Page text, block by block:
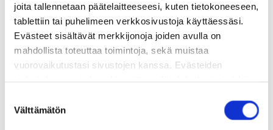
joita tallennetaan päätelaitteeseesi, kuten tietokoneeseen,
tablettiin tai puhelimeen verkkosivustoja käyttäessäsi.
Evästeet sisältävät merkkijonoja joiden avulla on
mahdollista toteuttaa toimintoja, sekä muistaa
vuorovaikutustasi sivustojen kanssa. Evästeiden
viruksia. Evästeisiin voidaan tallentaa tietoja verkossa
toimivan palvelun käytön tai sivustolla vierailun aikana ja
valinta
Välttämätön
Partneryritys